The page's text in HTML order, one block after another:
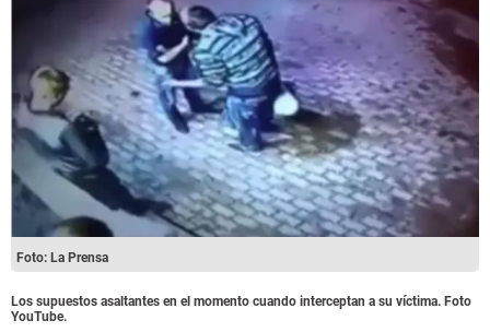
Foto: La Prensa
Los supuestos asaltantes en el momento cuando interceptan a su víctima. Foto
YouTube.